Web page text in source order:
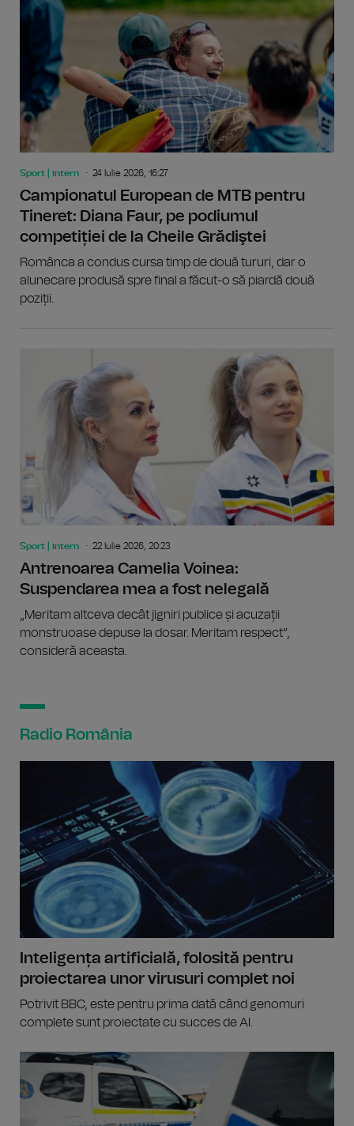
Sport | intern 24 Iulie 2026, 16:27
Campionatul European de MTB pentru
Tineret: Diana Faur, pe podiumul
competiției de la Cheile Grădiştei
Românca a condus cursa timp de două tururi, dar o
alunecare produsă spre final a făcut-o să piardă două
poziții.
Sport | intern 22 Iulie 2026, 20:23
Antrenoarea Camelia Voinea:
Suspendarea mea a fost nelegală
„Meritam altceva decât jigniri publice și acuzații
monstruoase depuse la dosar. Meritam respect”,
consideră aceasta.
Radio România
Inteligența artificială, folosită pentru
proiectarea unor virusuri complet noi
Potrivit BBC, este pentru prima dată când genomuri
complete sunt proiectate cu succes de AI.